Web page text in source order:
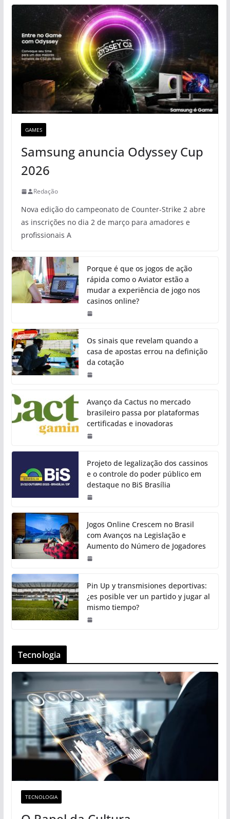
GAMES
Samsung anuncia Odyssey Cup
2026
Redação
Nova edição do campeonato de Counter-Strike 2 abre
as inscrições no dia 2 de março para amadores e
profissionais A
Porque é que os jogos de ação
rápida como o Aviator estão a
mudar a experiência de jogo nos
casinos online?
Os sinais que revelam quando a
casa de apostas errou na definição
da cotação
Avanço da Cactus no mercado
brasileiro passa por plataformas
certificadas e inovadoras
Projeto de legalização dos cassinos
e o controle do poder público em
destaque no BiS Brasília
Jogos Online Crescem no Brasil
com Avanços na Legislação e
Aumento do Número de Jogadores
Pin Up y transmisiones deportivas:
¿es posible ver un partido y jugar al
mismo tiempo?
Tecnologia
TECNOLOGIA